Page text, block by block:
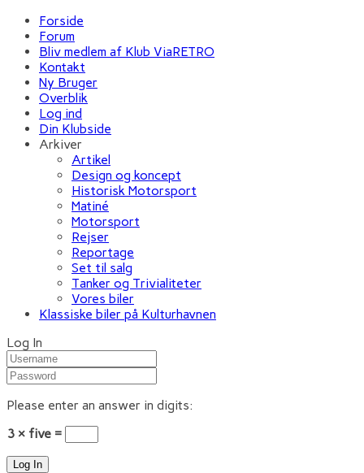
Forside
Forum
Bliv medlem af Klub ViaRETRO
Kontakt
Ny Bruger
Overblik
Log ind
Din Klubside
Arkiver
Artikel
Design og koncept
Historisk Motorsport
Matiné
Motorsport
Rejser
Reportage
Set til salg
Tanker og Trivialiteter
Vores biler
Klassiske biler på Kulturhavnen
Log In
Please enter an answer in digits:
3 × five =